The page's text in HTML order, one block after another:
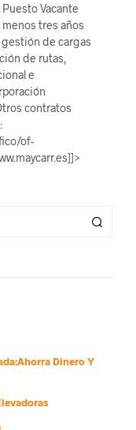
Vacante
tres años
de cargas
de rutas,
e
contratos
of-
Dinero Y